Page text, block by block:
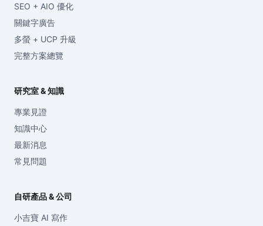
SEO + AIO 優化
關鍵字廣告
多螢 + UCP 升級
完整方案總覽
研究室 & 知識
專業見證
知識中心
最新消息
常見問題
自研產品 & 公司
小吉寶 AI 寫作